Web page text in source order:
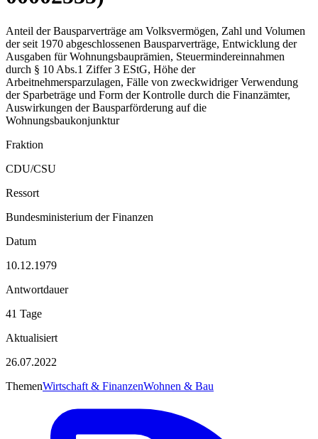
Anteil der Bausparverträge am Volksvermögen, Zahl und Volumen
der seit 1970 abgeschlossenen Bausparverträge, Entwicklung der
Ausgaben für Wohnungsbauprämien, Steuermindereinnahmen
durch § 10 Abs.1 Ziffer 3 EStG, Höhe der
Arbeitnehmersparzulagen, Fälle von zweckwidriger Verwendung
der Sparbeträge und Form der Kontrolle durch die Finanzämter,
Auswirkungen der Bausparförderung auf die
Wohnungsbaukonjunktur
Fraktion
CDU/CSU
Ressort
Bundesministerium der Finanzen
Datum
10.12.1979
Antwortdauer
41 Tage
Aktualisiert
26.07.2022
ThemenWirtschaft & FinanzenWohnen & Bau